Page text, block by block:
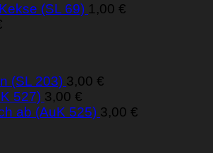
(SL 69) 1,00 €
(SL 203) 3,00 €
527) 3,00 €
ab (AuK 525) 3,00 €